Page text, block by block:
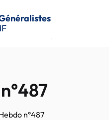
n°487